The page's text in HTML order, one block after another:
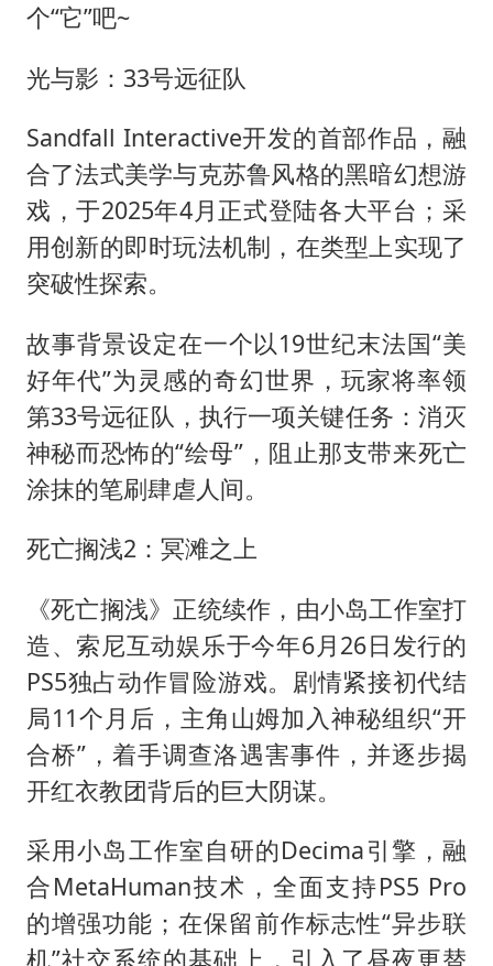
个“它”吧~
光与影：33号远征队
Sandfall Interactive开发的首部作品，融
合了法式美学与克苏鲁风格的黑暗幻想游
戏，于2025年4月正式登陆各大平台；采
用创新的即时玩法机制，在类型上实现了
突破性探索。
故事背景设定在一个以19世纪末法国“美
好年代”为灵感的奇幻世界，玩家将率领
第33号远征队，执行一项关键任务：消灭
神秘而恐怖的“绘母”，阻止那支带来死亡
涂抹的笔刷肆虐人间。
死亡搁浅2：冥滩之上
《死亡搁浅》正统续作，由小岛工作室打
造、索尼互动娱乐于今年6月26日发行的
PS5独占动作冒险游戏。剧情紧接初代结
局11个月后，主角山姆加入神秘组织“开
合桥”，着手调查洛遇害事件，并逐步揭
开红衣教团背后的巨大阴谋。
采用小岛工作室自研的Decima引擎，融
合MetaHuman技术，全面支持PS5 Pro
的增强功能；在保留前作标志性“异步联
机”社交系统的基础上，引入了昼夜更替